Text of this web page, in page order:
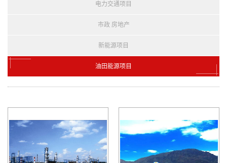
电力交通项目
市政 房地产
新能源项目
油田能源项目